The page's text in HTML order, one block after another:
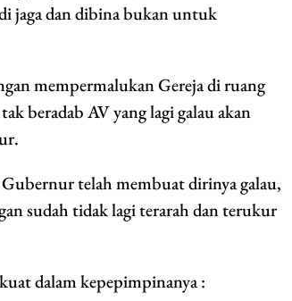
jaga dan dibina bukan untuk
mempermalukan Gereja di ruang
beradab AV yang lagi galau akan
telah membuat dirinya galau,
sudah tidak lagi terarah dan terukur
dalam kepepimpinanya :